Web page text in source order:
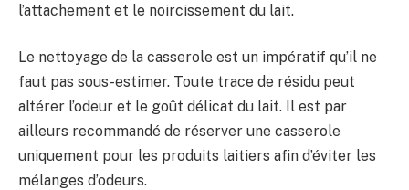
l’attachement et le noircissement du lait.
Le nettoyage de la casserole est un impératif qu’il ne
faut pas sous-estimer. Toute trace de résidu peut
altérer l’odeur et le goût délicat du lait. Il est par
ailleurs recommandé de réserver une casserole
uniquement pour les produits laitiers afin d’éviter les
mélanges d’odeurs.